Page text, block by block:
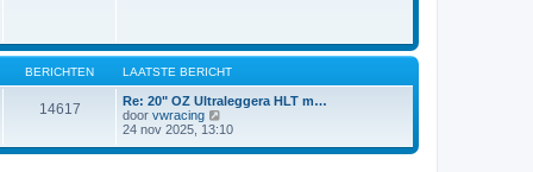
b
e
r
i
c
h
l
t
s
b
BERICHTEN LAATSTE BERICHT
14617
Re: 20" OZ Ultraleggera HLT m…
door vwracing
e
i
24 nov 2025, 13:10